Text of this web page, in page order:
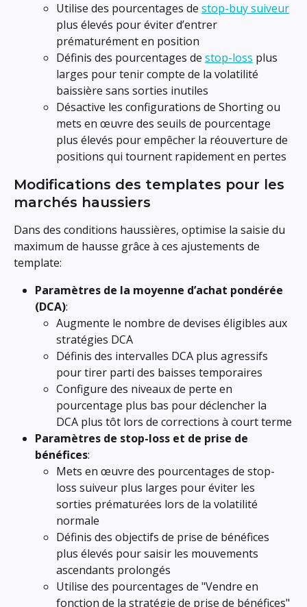
Utilise des pourcentages de stop-buy suiveur
plus élevés pour éviter d’entrer
prématurément en position
Définis des pourcentages de stop-loss plus
larges pour tenir compte de la volatilité
baissière sans sorties inutiles
Désactive les configurations de Shorting ou
mets en œuvre des seuils de pourcentage
plus élevés pour empêcher la réouverture de
positions qui tournent rapidement en pertes
Modifications des templates pour les
marchés haussiers
Dans des conditions haussières, optimise la saisie du
maximum de hausse grâce à ces ajustements de
template:
Paramètres de la moyenne d’achat pondérée
(DCA):
Augmente le nombre de devises éligibles aux
stratégies DCA
Définis des intervalles DCA plus agressifs
pour tirer parti des baisses temporaires
Configure des niveaux de perte en
pourcentage plus bas pour déclencher la
DCA plus tôt lors de corrections à court terme
Paramètres de stop-loss et de prise de
bénéfices:
Mets en œuvre des pourcentages de stop-
loss suiveur plus larges pour éviter les
sorties prématurées lors de la volatilité
normale
Définis des objectifs de prise de bénéfices
plus élevés pour saisir les mouvements
ascendants prolongés
Utilise des pourcentages de "Vendre en
fonction de la stratégie de prise de bénéfices"